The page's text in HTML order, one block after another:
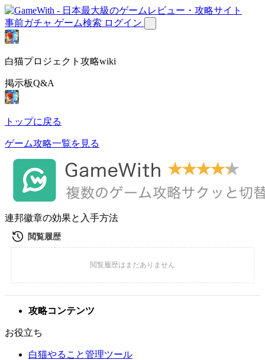
事前ガチャ ゲーム検索 ログイン
白猫プロジェクト攻略wiki
掲示板Q&A
トップに戻る
ゲーム攻略一覧を見る
連邦徽章の効果と入手方法
攻略コンテンツ
お役立ち
白猫やること管理ツール